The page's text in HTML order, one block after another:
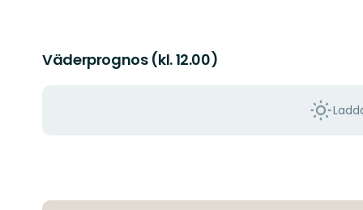
Väderprognos (kl. 12.00)